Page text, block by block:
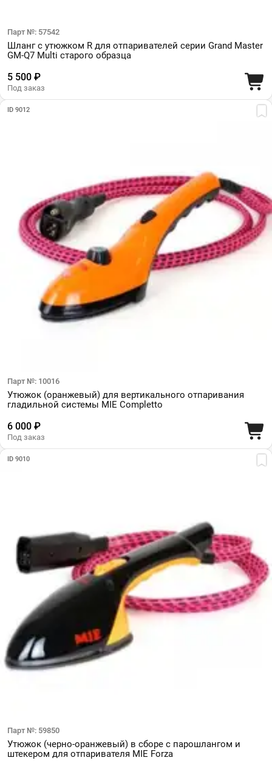
Парт №: 57542
Шланг с утюжком R для отпаривателей серии Grand Master
GM-Q7 Multi старого образца
5 500 ₽
Под заказ
ID 9012
Парт №: 10016
Утюжок (оранжевый) для вертикального отпаривания
гладильной системы MIE Completto
6 000 ₽
Под заказ
ID 9010
Парт №: 59850
Утюжок (черно-оранжевый) в сборе с парошлангом и
штекером для отпаривателя MIE Forza